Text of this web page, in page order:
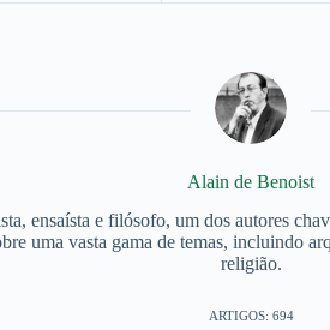
Alain de Benoist
ensaísta e filósofo, um dos autores
uma vasta gama de temas, incluindo
religião.
ARTIGOS: 694